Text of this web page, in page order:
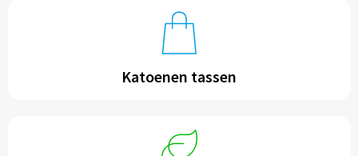
Katoenen tassen